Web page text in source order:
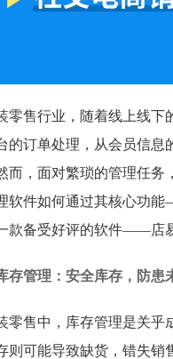
零售行业，随着线上线下
的订单处理，从会员信息
而，面对繁琐的管理任务
软件如何通过其核心功
款备受好评的软件——店
存管理：安全库存，防患
零售中，库存管理是关乎
则可能导致缺货，错失销